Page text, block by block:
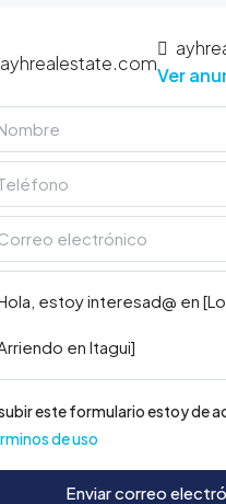
Ver
este formulario estoy de
de uso
Enviar correo